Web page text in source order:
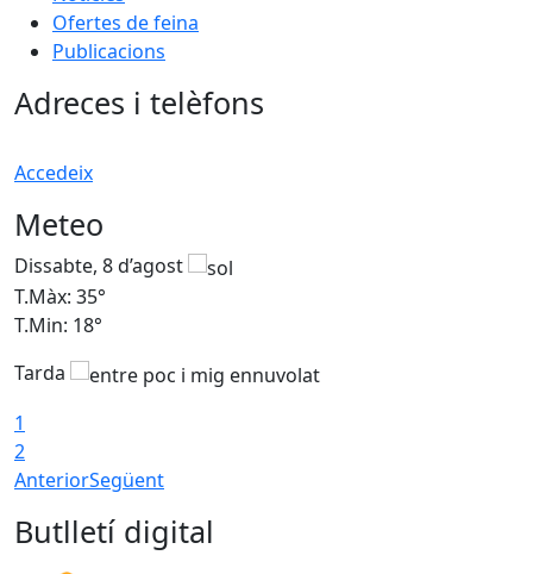
Ofertes de feina
Publicacions
Adreces i telèfons
Accedeix
Meteo
Dissabte, 8 d’agost
T.Màx: 35°
T.Min: 18°
Tarda
1
2
AnteriorSegüent
Butlletí digital